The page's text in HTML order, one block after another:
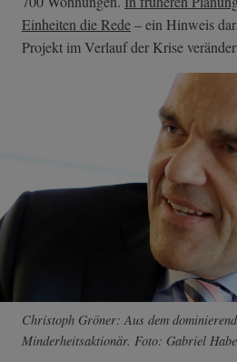
Einheiten die Rede– ein Hinweis
Projekt im Verlauf der Krise
Christoph Gröner: Aus dem
Minderheitsaktionär. Foto: Gabriel